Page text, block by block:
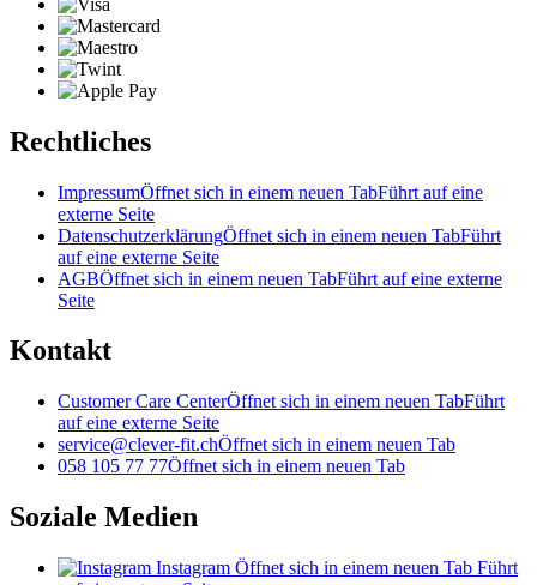
Rechtliches
ImpressumÖffnet sich in einem neuen TabFührt auf eine
externe Seite
DatenschutzerklärungÖffnet sich in einem neuen TabFührt
auf eine externe Seite
AGBÖffnet sich in einem neuen TabFührt auf eine externe
Seite
Kontakt
Customer Care CenterÖffnet sich in einem neuen TabFührt
auf eine externe Seite
service@clever-fit.chÖffnet sich in einem neuen Tab
058 105 77 77Öffnet sich in einem neuen Tab
Soziale Medien
Instagram Öffnet sich in einem neuen Tab Führt